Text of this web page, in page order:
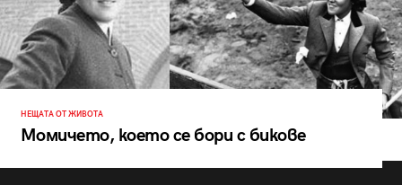
НЕЩАТА ОТ ЖИВОТА
Момичето, което се бори с бикове